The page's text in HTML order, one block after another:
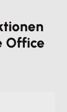
Office